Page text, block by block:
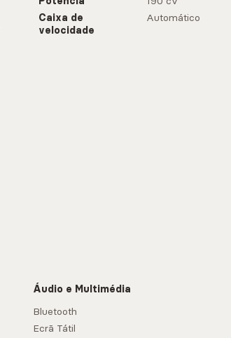
Caixa de
velocidade
Automático
Áudio e Multimédia
Bluetooth
Ecrã Tátil